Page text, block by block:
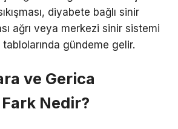
diyabete bağlı sinir
ağrı veya merkezi sinir sistemi
tablolarında gündeme gelir.
ve Gerica
Nedir?